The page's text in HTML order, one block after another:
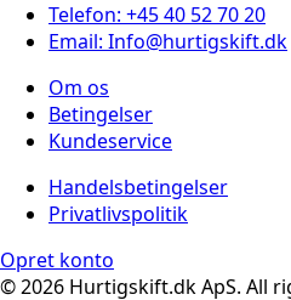
Telefon: +45 40 52 70 20
Email: Info@hurtigskift.dk
Om os
Betingelser
Kundeservice
Handelsbetingelser
Privatlivspolitik
Opret konto
© 2026 Hurtigskift.dk ApS. All